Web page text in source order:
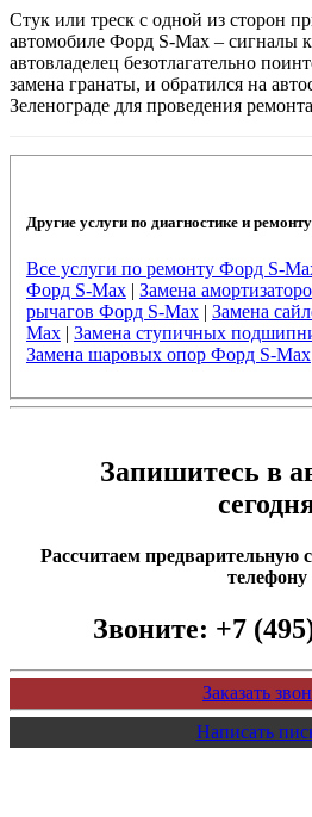
Стук или треск с одной из сторон
автомобиле Форд S-Max – сигналы
автовладелец безотлагательно
замена гранаты, и обратился на
Зеленограде для проведения
Другие услуги по диагностике и
Все услуги по ремонту Форд S-
Форд S-Max| Замена
рычагов Форд S-Max| Замена
Max| Замена ступичных
Замена шаровых опор Форд S-Max
Запишитесь в
Рассчитаем предварительную
телефону
Звоните: +7
Заказать
Написать